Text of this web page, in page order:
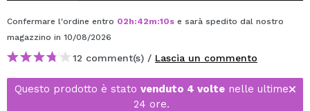
Confermare l'ordine entro 02h:42m:10s e sarà spedito dal nostro
magazzino in 10/08/2026
12 comment(s) / Lascia un commento
Questo prodotto è stato venduto 4 volte nelle ultime
24 ore.